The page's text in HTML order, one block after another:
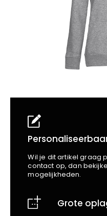
Business
Beechfield
Blakläder
Claude
Edge Safety
Harvest
Heckel
Hydrowear
Wil je dit artikel graag
contact op, dan
mogelijkheden.
Grote